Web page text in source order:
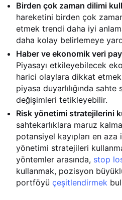
Birden çok zaman dilimi
hareketini birden çok
etmek trendi daha iyi
daha kolay belirlemeye
Haber ve ekonomik veri
Piyasayı etkileyebilecek
harici olaylara dikkat
piyasa duyarlılığında
değişimleri tetikleyebilir.
Risk yönetimi stratejilerini
sahtekarlıklara maruz
potansiyel kayıpları en
yönetimi stratejileri
yöntemler arasında, stop
kullanmak, pozisyon
portföyü çeşitlendirmek